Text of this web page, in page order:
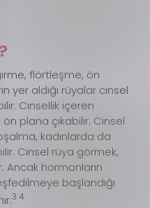
flörtleşme, ön
yer aldığı rüyalar cinsel
Cinsellik içeren
plana çıkabilir. Cinsel
kadınlarda da
Cinsel rüya görmek,
hormonların
başlandığı
3 4